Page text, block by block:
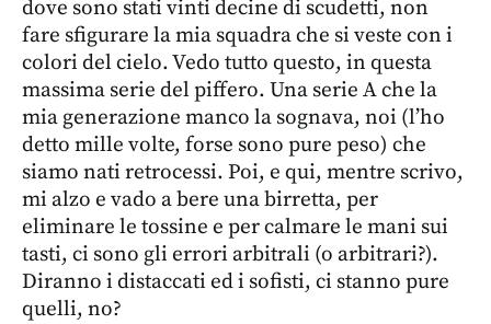
dove sono stati vinti decine di scudetti, non
fare sfigurare la mia squadra che si veste con i
colori del cielo. Vedo tutto questo, in questa
massima serie del piffero. Una serie A che la
mia generazione manco la sognava, noi (l’ho
detto mille volte, forse sono pure peso) che
siamo nati retrocessi. Poi, e qui, mentre scrivo,
mi alzo e vado a bere una birretta, per
eliminare le tossine e per calmare le mani sui
tasti, ci sono gli errori arbitrali (o arbitrari?).
Diranno i distaccati ed i sofisti, ci stanno pure
quelli, no?